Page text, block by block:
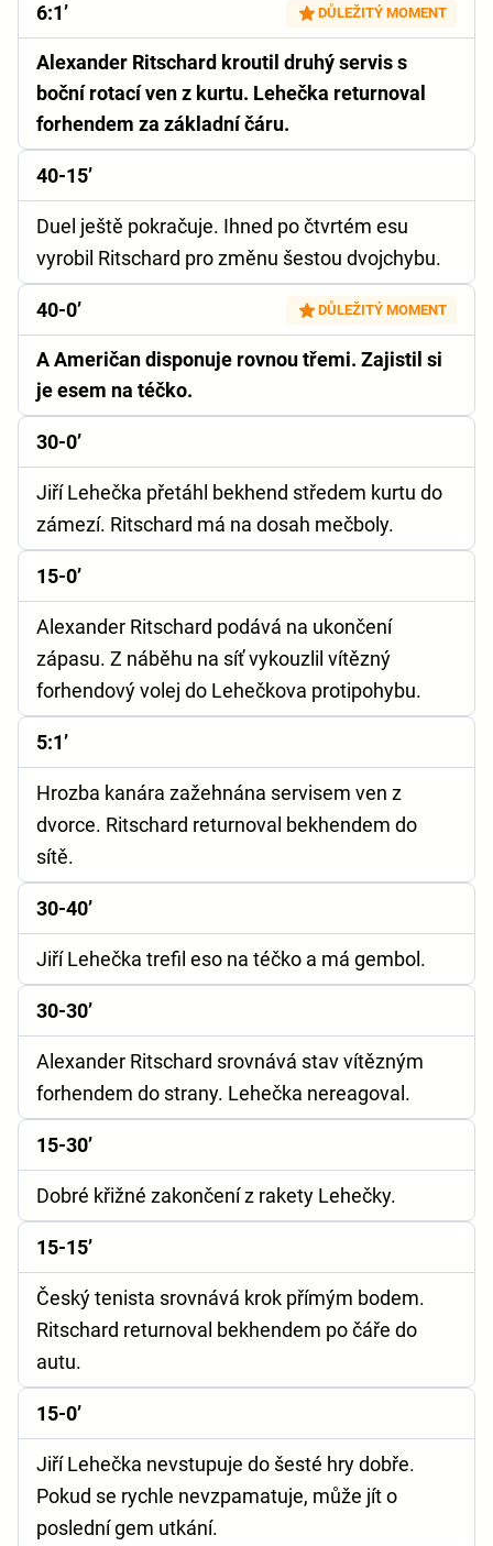
6:1’ DŮLEŽITÝ MOMENT
Alexander Ritschard kroutil druhý servis s
boční rotací ven z kurtu. Lehečka returnoval
forhendem za základní čáru.
40-15’
Duel ještě pokračuje. Ihned po čtvrtém esu
vyrobil Ritschard pro změnu šestou dvojchybu.
40-0’ DŮLEŽITÝ MOMENT
A Američan disponuje rovnou třemi. Zajistil si
je esem na téčko.
30-0’
Jiří Lehečka přetáhl bekhend středem kurtu do
zámezí. Ritschard má na dosah mečboly.
15-0’
Alexander Ritschard podává na ukončení
zápasu. Z náběhu na síť vykouzlil vítězný
forhendový volej do Lehečkova protipohybu.
5:1’
Hrozba kanára zažehnána servisem ven z
dvorce. Ritschard returnoval bekhendem do
sítě.
30-40’
Jiří Lehečka trefil eso na téčko a má gembol.
30-30’
Alexander Ritschard srovnává stav vítězným
forhendem do strany. Lehečka nereagoval.
15-30’
Dobré křižné zakončení z rakety Lehečky.
15-15’
Český tenista srovnává krok přímým bodem.
Ritschard returnoval bekhendem po čáře do
autu.
15-0’
Jiří Lehečka nevstupuje do šesté hry dobře.
Pokud se rychle nevzpamatuje, může jít o
poslední gem utkání.